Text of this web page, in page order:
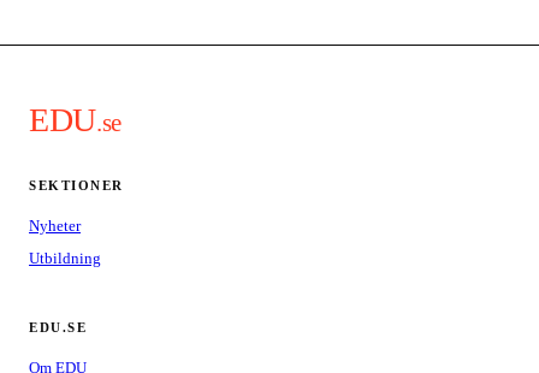
EDU.se
SEKTIONER
Nyheter
Utbildning
EDU.SE
Om EDU